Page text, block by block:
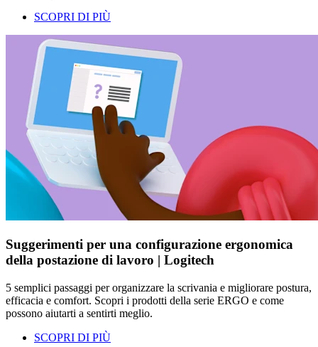
SCOPRI DI PIÙ
Suggerimenti per una configurazione ergonomica
della postazione di lavoro | Logitech
5 semplici passaggi per organizzare la scrivania e migliorare postura,
efficacia e comfort. Scopri i prodotti della serie ERGO e come
possono aiutarti a sentirti meglio.
SCOPRI DI PIÙ